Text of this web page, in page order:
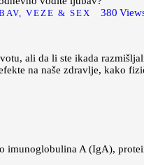
VEZE & SEX 380
ali da li ste ikada
na naše zdravlje, kako
imunoglobulina A (IgA),